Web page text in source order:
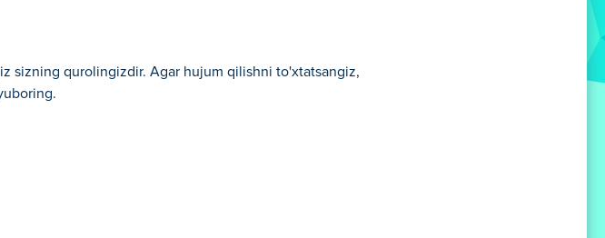
sizning qurolingizdir. Agar hujum qilishni to'xtatsangiz,